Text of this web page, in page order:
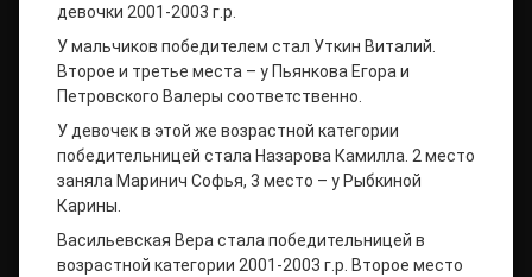
девочки 2001-2003 г.р.
У мальчиков победителем стал Уткин Виталий.
Второе и третье места – у Пьянкова Егора и
Петровского Валеры соответственно.
У девочек в этой же возрастной категории
победительницей стала Назарова Камилла. 2 место
заняла Маринич Софья, 3 место – у Рыбкиной
Карины.
Васильевская Вера стала победительницей в
возрастной категории 2001-2003 г.р. Второе место